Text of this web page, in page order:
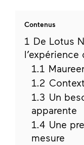
Contenus
1 De Lotus
1.1
1.2
1.3 Un
apparente
1.4 Une
mesure